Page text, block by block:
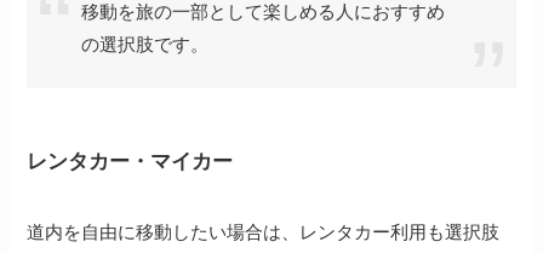
移動を旅の一部として楽しめる人におすすめ
の選択肢です。
レンタカー・マイカー
道内を自由に移動したい場合は、レンタカー利用も選択肢